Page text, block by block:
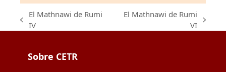
previous
El Mathnawi de Rumi
IV
El Mathnawi de Rumi
VI
Sobre CETR